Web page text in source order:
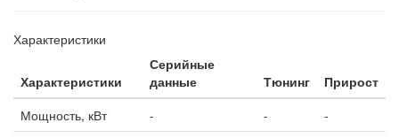
Характеристики
Характеристики
Серийные
данные
Тюнинг
Прирост
Мощность, кВт
- -
-